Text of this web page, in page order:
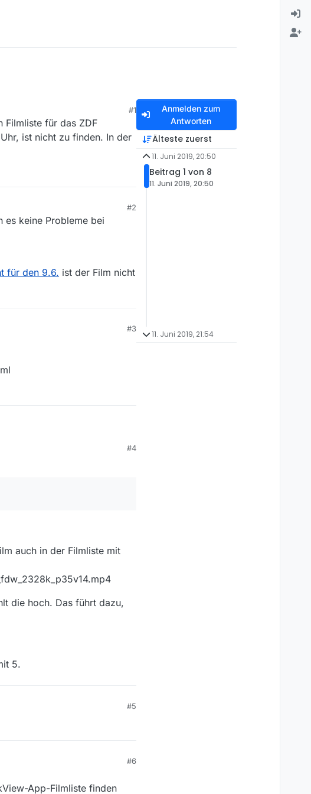
#1
Filmliste für das ZDF
ist nicht zu finden. In der
#2
es keine Probleme bei
für den 9.6. ist der Film nicht
#3
#4
auch in der Filmliste mit
die hoch. Das führt dazu,
5.
#5
#6
App-Filmliste finden
Anmelden zum
Antworten
Älteste zuerst
11. Juni 2019, 20:50
Beitrag 1 von 8
11. Juni 2019, 20:50
11. Juni 2019, 21:54